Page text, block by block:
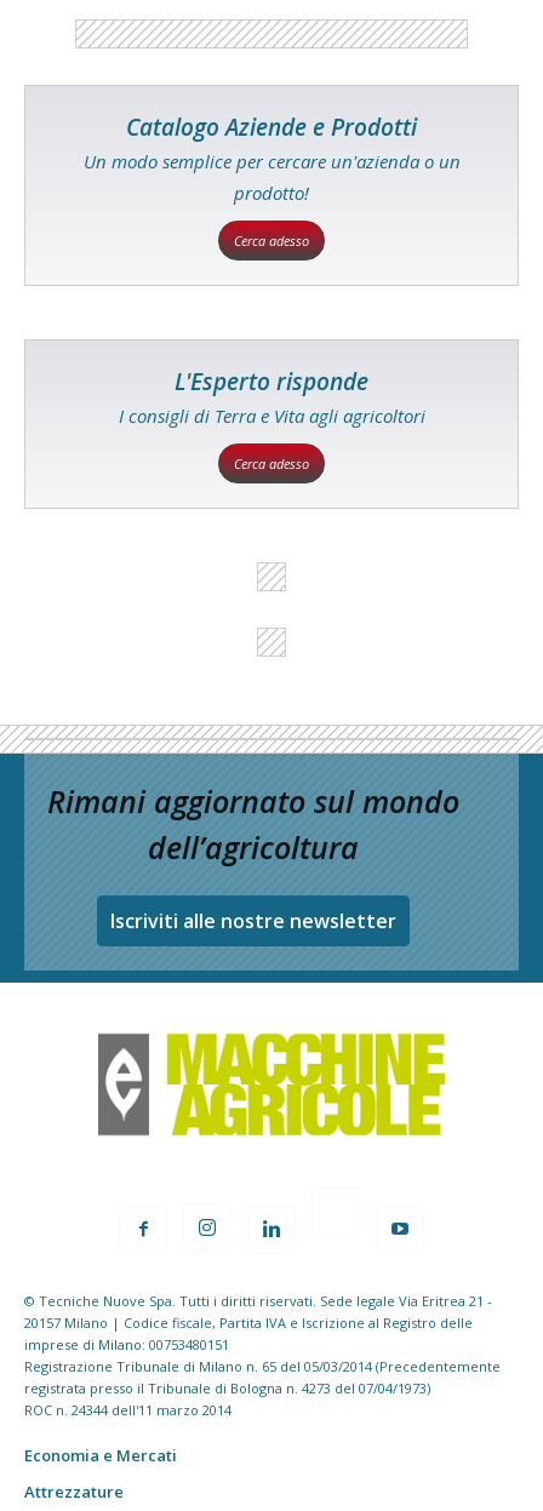
Catalogo Aziende e Prodotti
Un modo semplice per cercare un'azienda o un
prodotto!
Cerca adesso
L'Esperto risponde
I consigli di Terra e Vita agli agricoltori
Cerca adesso
Rimani aggiornato sul mondo
dell’agricoltura
Iscriviti alle nostre newsletter
© Tecniche Nuove Spa. Tutti i diritti riservati. Sede legale Via Eritrea 21 -
20157 Milano | Codice fiscale, Partita IVA e Iscrizione al Registro delle
imprese di Milano: 00753480151
Registrazione Tribunale di Milano n. 65 del 05/03/2014 (Precedentemente
registrata presso il Tribunale di Bologna n. 4273 del 07/04/1973)
ROC n. 24344 dell'11 marzo 2014
Economia e Mercati
Attrezzature